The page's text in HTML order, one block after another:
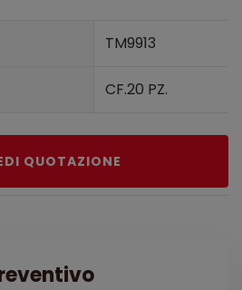
TM9913
CF.20 PZ.
QUOTAZIONE